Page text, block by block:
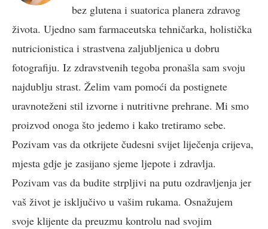
bez glutena i suatorica planera zdravog
života. Ujedno sam farmaceutska tehničarka, holistička
nutricionistica i strastvena zaljubljenica u dobru
fotografiju. Iz zdravstvenih tegoba pronašla sam svoju
najdublju strast. Želim vam pomoći da postignete
uravnoteženi stil izvorne i nutritivne prehrane. Mi smo
proizvod onoga što jedemo i kako tretiramo sebe.
Pozivam vas da otkrijete čudesni svijet liječenja crijeva,
mjesta gdje je zasijano sjeme ljepote i zdravlja.
Pozivam vas da budite strpljivi na putu ozdravljenja jer
vaš život je isključivo u vašim rukama. Osnažujem
svoje klijente da preuzmu kontrolu nad svojim